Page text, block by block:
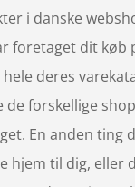
i danske
foretaget dit
deres
forskellige
En anden ting
hjem til dig, eller